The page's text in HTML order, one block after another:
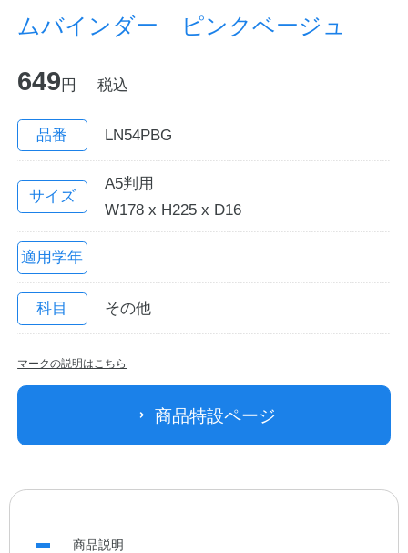
企業情報 SDGsと未来
カタログ
English
ムバインダー ピンクベージュ
649 円 税込
品番 LN54PBG
サイズ
A5判用
W178 x H225 x D16
適用学年
科目 その他
マークの説明はこちら
商品特設ページ
商品説明